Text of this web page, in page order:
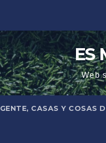
ES
Web
GENTE, CASAS Y COSAS